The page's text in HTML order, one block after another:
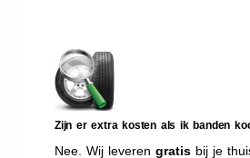
Zijn er extra kosten als ik banden
Nee. Wij leveren gratis bij je